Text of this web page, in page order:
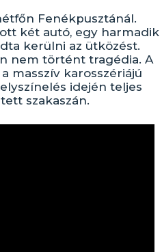
Fenékpusztánál.
két autó, egy harmadik
kerülni az ütközést.
nem történt tragédia. A
masszív karosszériájú
idején teljes
szakaszán.